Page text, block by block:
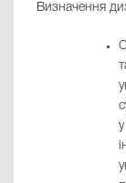
Визначення